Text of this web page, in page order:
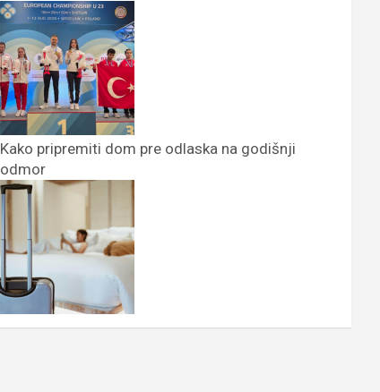
Kako pripremiti dom pre odlaska na godišnji
odmor